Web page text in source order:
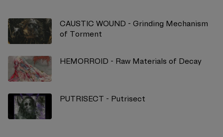
CAUSTIC WOUND - Grinding Mechanism
of Torment
HEMORROID - Raw Materials of Decay
PUTRISECT - Putrisect